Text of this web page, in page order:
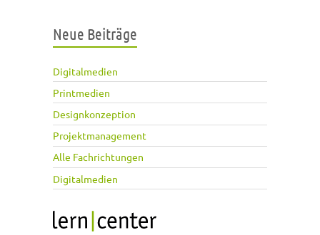
Neue Beiträge
Digitalmedien
Printmedien
Designkonzeption
Projektmanagement
Alle Fachrichtungen
Digitalmedien